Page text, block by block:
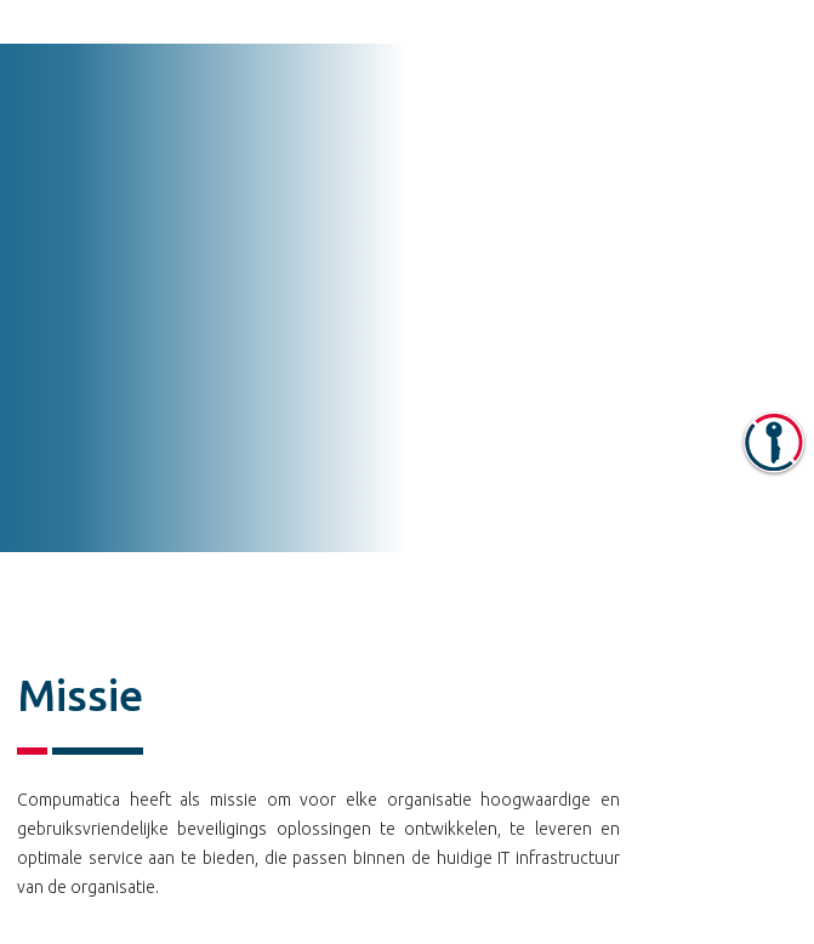
Missie
Compumatica heeft als missie om voor elke organisatie hoogwaardige en
gebruiksvriendelijke beveiligings oplossingen te ontwikkelen, te leveren en
optimale service aan te bieden, die passen binnen de huidige IT infrastructuur
van de organisatie.